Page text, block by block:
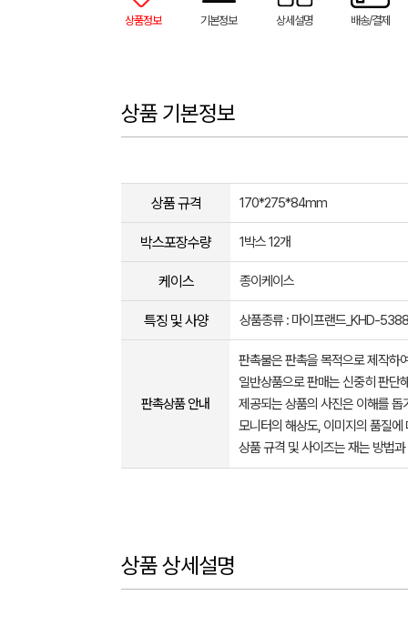
상품정보 기본정보 상세설명 배송/결제
상품 기본정보
상품 규격 170*275*84mm
박스포장수량 1박스 12개
케이스 종이케이스
특징 및 사양 상품종류 : 마이프랜드_KHD-
판촉상품 안내
판촉물은 판촉을 목적으로 제작하
일반상품으로 판매는 신중히 판단
제공되는 상품의 사진은 이해를
모니터의 해상도, 이미지의 품질
상품 규격 및 사이즈는 재는 방법
상품 상세설명